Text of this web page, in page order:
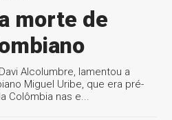
morte de
Alcolumbre, lamentou a
Miguel Uribe, que era pré-
Colômbia nas e...